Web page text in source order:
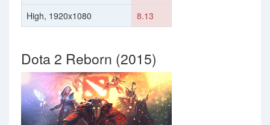
High, 1920x1080
8.13
Dota 2 Reborn (2015)